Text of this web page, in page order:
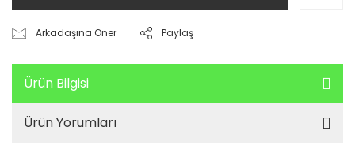
Arkadaşına Öner Paylaş
Ürün Bilgisi
Ürün Yorumları